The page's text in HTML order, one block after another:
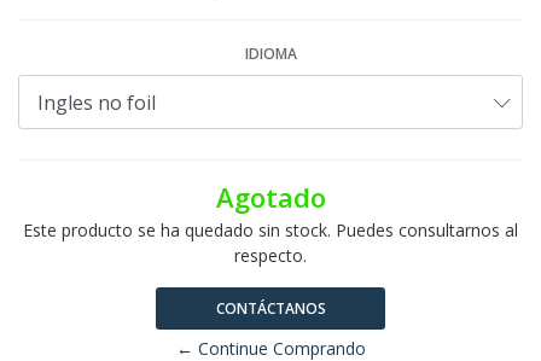
IDIOMA
Agotado
Este producto se ha quedado sin stock. Puedes consultarnos al
respecto.
CONTÁCTANOS
← Continue Comprando